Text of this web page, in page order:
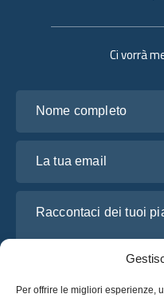
Per offrire le migliori esperienze,
Ci vorrà